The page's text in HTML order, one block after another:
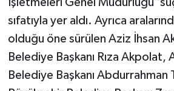
sıfatıyla yer aldı. Ayrıca
olduğu öne sürülen Aziz İhsan
Belediye Başkanı Rıza Akpolat,
Belediye Başkanı